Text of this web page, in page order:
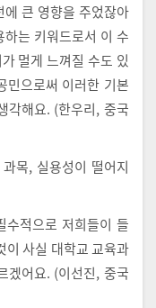
큰 영향을 주었잖아
는 키워드로서 이 수
멀게 느껴질 수도 있
민으로써 이러한 기본
각해요. (한우리, 중국
목, 실용성이 떨어지
수적으로 저희들이 들
이 사실 대학교 교육과
겠어요. (이선진, 중국